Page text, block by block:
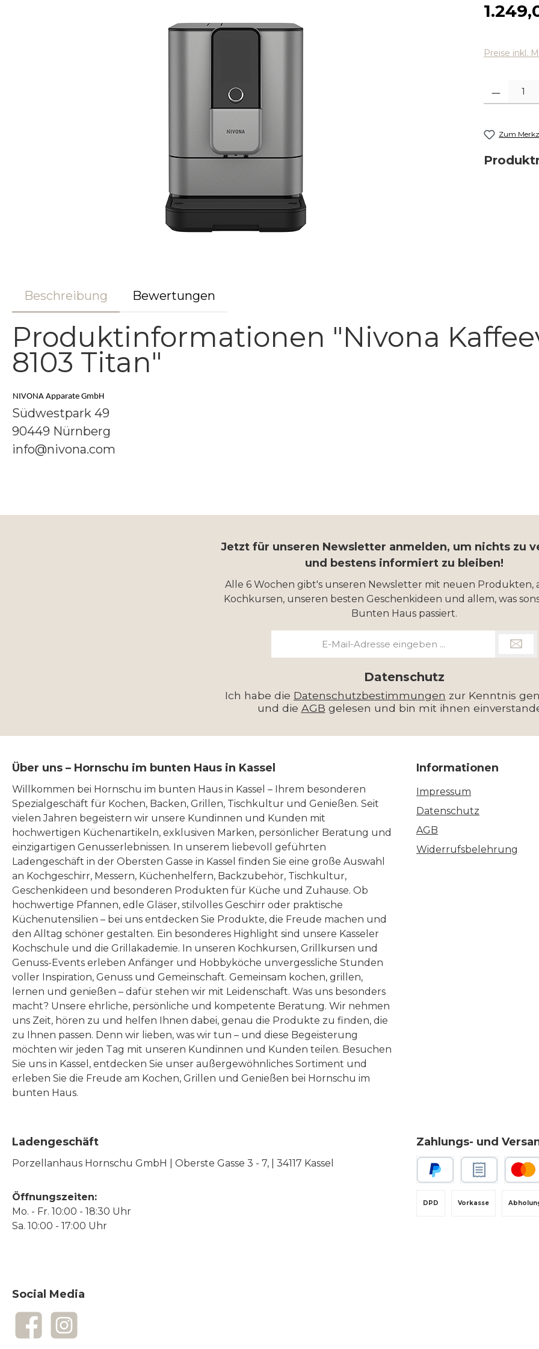
Preise inkl.
Produkt
Zum
Beschreibung Bewertungen
Produktinformationen "Nivona
8103 Titan"
NIVONA Apparate GmbH
Südwestpark 49
90449 Nürnberg
info@nivona.com
Jetzt für unseren Newsletter anmelden, um nichts zu
und bestens informiert zu bleiben!
Alle 6 Wochen gibt's unseren Newsletter mit neuen Produkten,
Kochkursen, unseren besten Geschenkideen und allem, was
Bunten Haus passiert.
Datenschutz
Ich habe die Datenschutzbestimmungen zur Kenntnis
und die AGB gelesen und bin mit ihnen
Über uns – Hornschu im bunten Haus in Kassel
Willkommen bei Hornschu im bunten Haus in Kassel – Ihrem besonderen
Spezialgeschäft für Kochen, Backen, Grillen, Tischkultur und Genießen. Seit
vielen Jahren begeistern wir unsere Kundinnen und Kunden mit
hochwertigen Küchenartikeln, exklusiven Marken, persönlicher Beratung und
einzigartigen Genusserlebnissen. In unserem liebevoll geführten
Ladengeschäft in der Obersten Gasse in Kassel finden Sie eine große Auswahl
an Kochgeschirr, Messern, Küchenhelfern, Backzubehör, Tischkultur,
Geschenkideen und besonderen Produkten für Küche und Zuhause. Ob
hochwertige Pfannen, edle Gläser, stilvolles Geschirr oder praktische
Küchenutensilien – bei uns entdecken Sie Produkte, die Freude machen und
den Alltag schöner gestalten. Ein besonderes Highlight sind unsere Kasseler
Kochschule und die Grillakademie. In unseren Kochkursen, Grillkursen und
Genuss-Events erleben Anfänger und Hobbyköche unvergessliche Stunden
voller Inspiration, Genuss und Gemeinschaft. Gemeinsam kochen, grillen,
lernen und genießen – dafür stehen wir mit Leidenschaft. Was uns besonders
macht? Unsere ehrliche, persönliche und kompetente Beratung. Wir nehmen
uns Zeit, hören zu und helfen Ihnen dabei, genau die Produkte zu finden, die
zu Ihnen passen. Denn wir lieben, was wir tun – und diese Begeisterung
möchten wir jeden Tag mit unseren Kundinnen und Kunden teilen. Besuchen
Sie uns in Kassel, entdecken Sie unser außergewöhnliches Sortiment und
erleben Sie die Freude am Kochen, Grillen und Genießen bei Hornschu im
bunten Haus.
Informationen
Impressum
Datenschutz
AGB
Widerrufsbelehrung
Ladengeschäft
Porzellanhaus Hornschu GmbH | Oberste Gasse 3 - 7, | 34117 Kassel
Öffnungszeiten:
Mo. - Fr. 10:00 - 18:30 Uhr
Sa. 10:00 - 17:00 Uhr
Zahlungs- und
Vorkasse
DPD
Social Media
FacebookInstagram